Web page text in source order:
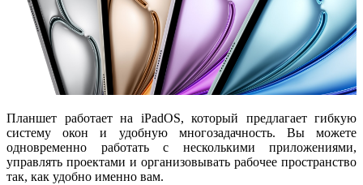
Планшет работает на iPadOS, который предлагает гибкую
систему окон и удобную многозадачность. Вы можете
одновременно работать с несколькими приложениями,
управлять проектами и организовывать рабочее пространство
так, как удобно именно вам.